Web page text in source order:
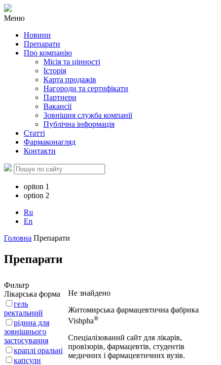
Меню
Новини
Препарати
Про компанію
Місія та цінності
Історія
Карта продажів
Нагороди та сертифікати
Партнери
Вакансії
Зовнішня служба компанії
Публічна інформація
Статті
Фармаконагляд
Контакти
opiton 1
option 2
Ru
En
Головна Препарати
Препарати
Фильтр
Лікарська форма
гель
ректальний
рідина для
зовнішнього
застосування
краплі оральні
капсули
Не знайдено
Житомирська фармацевтична фабрика
Vishpha®
Спеціалізований сайт для лікарів,
провізорів, фармацевтів, студентів
медичних і фармацевтичних вузів.